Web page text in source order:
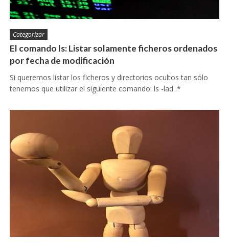
Categorizar
El comando ls: Listar solamente ficheros ordenados
por fecha de modificación
Si queremos listar los ficheros y directorios ocultos tan sólo
tenemos que utilizar el siguiente comando: ls -lad .*